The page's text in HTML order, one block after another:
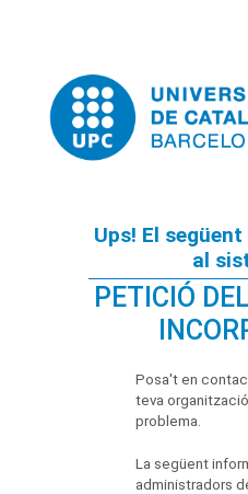
Ups! El
al
PETICIÓ
Posa't en
teva
problema.
La següent
administradors